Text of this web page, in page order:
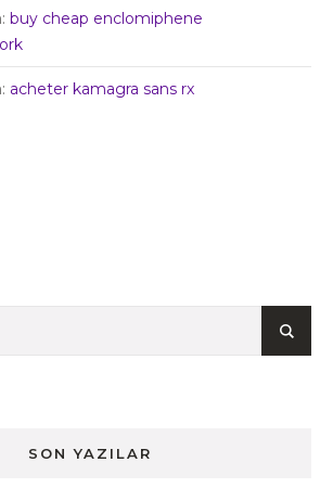
buy cheap enclomiphene
acheter kamagra sans rx
SON YAZILAR